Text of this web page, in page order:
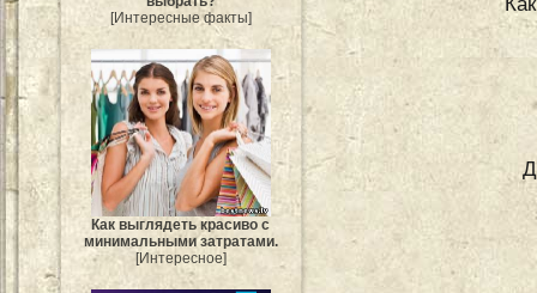
[Интересные факты]
Как выглядеть красиво с
минимальными затратами.
[Интересное]